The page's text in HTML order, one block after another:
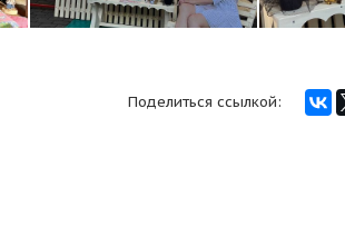
Поделиться ссылкой: